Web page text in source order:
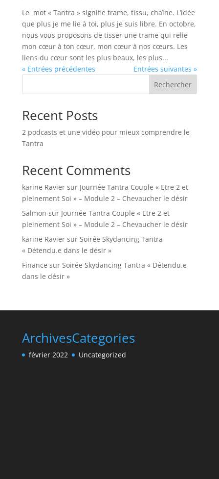
Le mot « Tantra » signifie trame, tissu, chaîne. L’idée
que plus je me lie à toi, plus je suis libre. En octobre,
nous vous proposons de tisser une trame qui relie
mon cœur à ton cœur, mon cœur à nos cœurs. Les
liens du cœur sont les plus beaux, les plus...
« Entrées précédentes
Entrées suivantes »
Rechercher
Recent Posts
2 podcasts et une vidéo pour mieux comprendre le
Tantra
Recent Comments
karine Raviersur Journée Tantra Couple « Etre 2 et
pleinement Soi » – Module 2 – Chevaucher le désir
Salmon sur Journée Tantra Couple « Etre 2 et
pleinement Soi » – Module 2 – Chevaucher le désir
karine Raviersur Soirée Skydancing Tantra
« Détendu.e dans le désir »
Finance sur Soirée Skydancing Tantra « Détendu.e
dans le désir »
Archives
février 2022
Categories
Uncategorized